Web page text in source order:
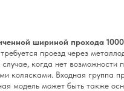
шириной прохода
проезд через
когда нет возможности
колясками. Входная группа
модель может быть также